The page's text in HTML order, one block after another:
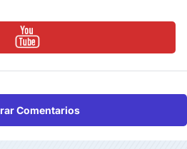
Comentarios